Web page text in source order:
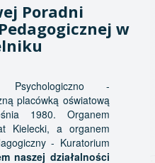
Poradni
w
Psychologiczno -
placówką oświatową
1980. Organem
Kielecki, a organem
- Kuratorium
naszej działalności